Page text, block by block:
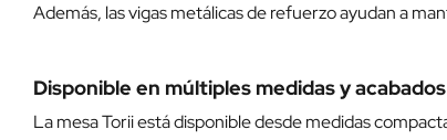
Además, las vigas metálicas de refuerzo ayudan a
Disponible en múltiples medidas y acabados
La mesa Torii está disponible desde medidas